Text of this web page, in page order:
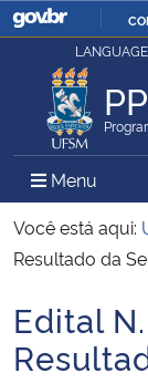
Ministério da Justiça e
Ministério da Defesa
Ministério das
Ministério da
Menu
Você está aqui:
Resultado da
Início do
Edital